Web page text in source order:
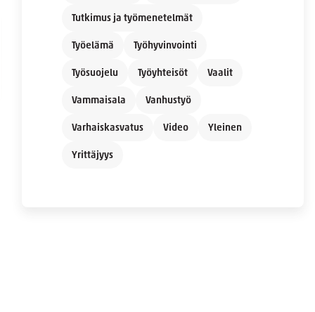
Tutkimus ja työmenetelmät
Työelämä Työhyvinvointi
Työsuojelu Työyhteisöt Vaalit
Vammaisala Vanhustyö
Varhaiskasvatus Video Yleinen
Yrittäjyys